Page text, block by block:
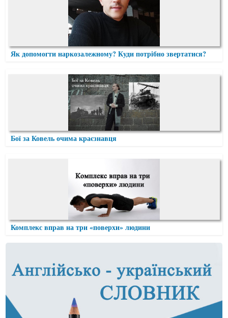
Як допомогти наркозалежному? Куди потрібно звертатися?
Бої за Ковель очима краєзнавця
Комплекс вправ на три «поверхи» людини